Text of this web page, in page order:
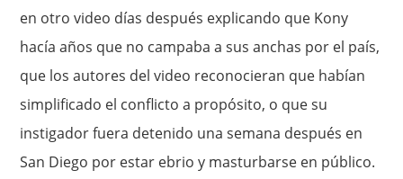
en otro video días después explicando que Kony
hacía años que no campaba a sus anchas por el país,
que los autores del video reconocieran que habían
simplificado el conflicto a propósito, o que su
instigador fuera detenido una semana después en
San Diego por estar ebrio y masturbarse en público.